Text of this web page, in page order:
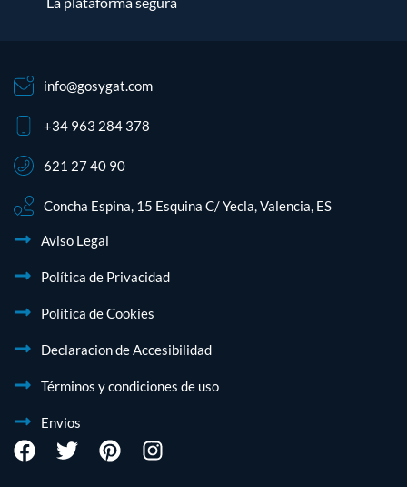
info@gosygat.com
+34 963 284 378
621 27 40 90
Concha Espina, 15 Esquina C/ Yecla, Valencia, ES
Aviso Legal
Política de Privacidad
Política de Cookies
Declaracion de Accesibilidad
Términos y condiciones de uso
Envios